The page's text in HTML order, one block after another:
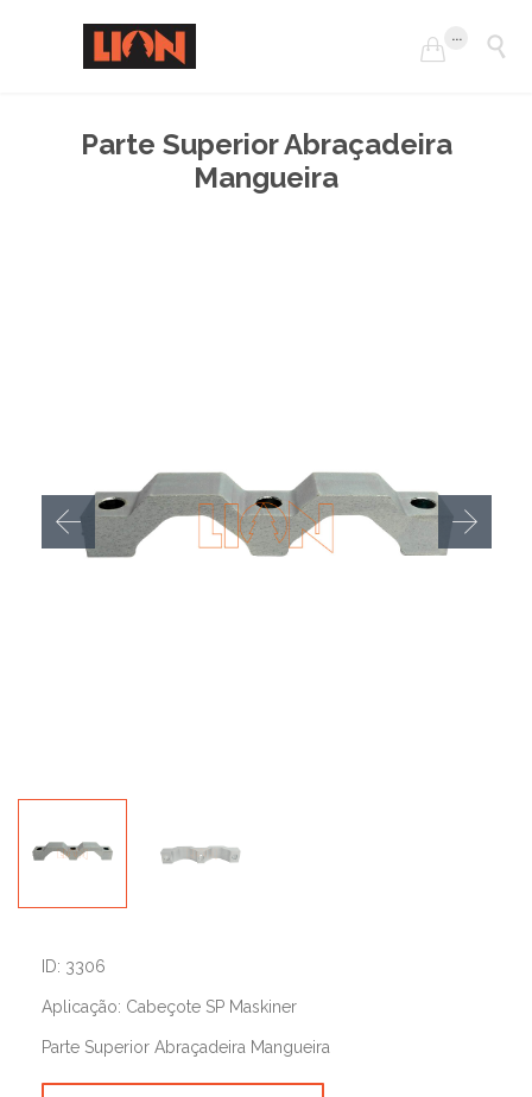

... 
Parte Superior Abraçadeira
Mangueira
ID: 3306
Aplicação: Cabeçote SP Maskiner
Parte Superior Abraçadeira Mangueira